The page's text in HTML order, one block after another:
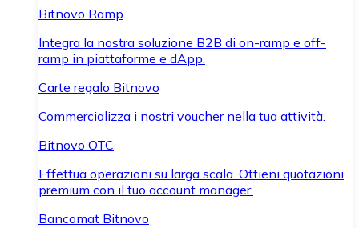
Bitnovo Ramp
Integra la nostra soluzione B2B di on-ramp e off-
ramp in piattaforme e dApp.
Carte regalo Bitnovo
Commercializza i nostri voucher nella tua attività.
Bitnovo OTC
Effettua operazioni su larga scala. Ottieni quotazioni
premium con il tuo account manager.
Bancomat Bitnovo